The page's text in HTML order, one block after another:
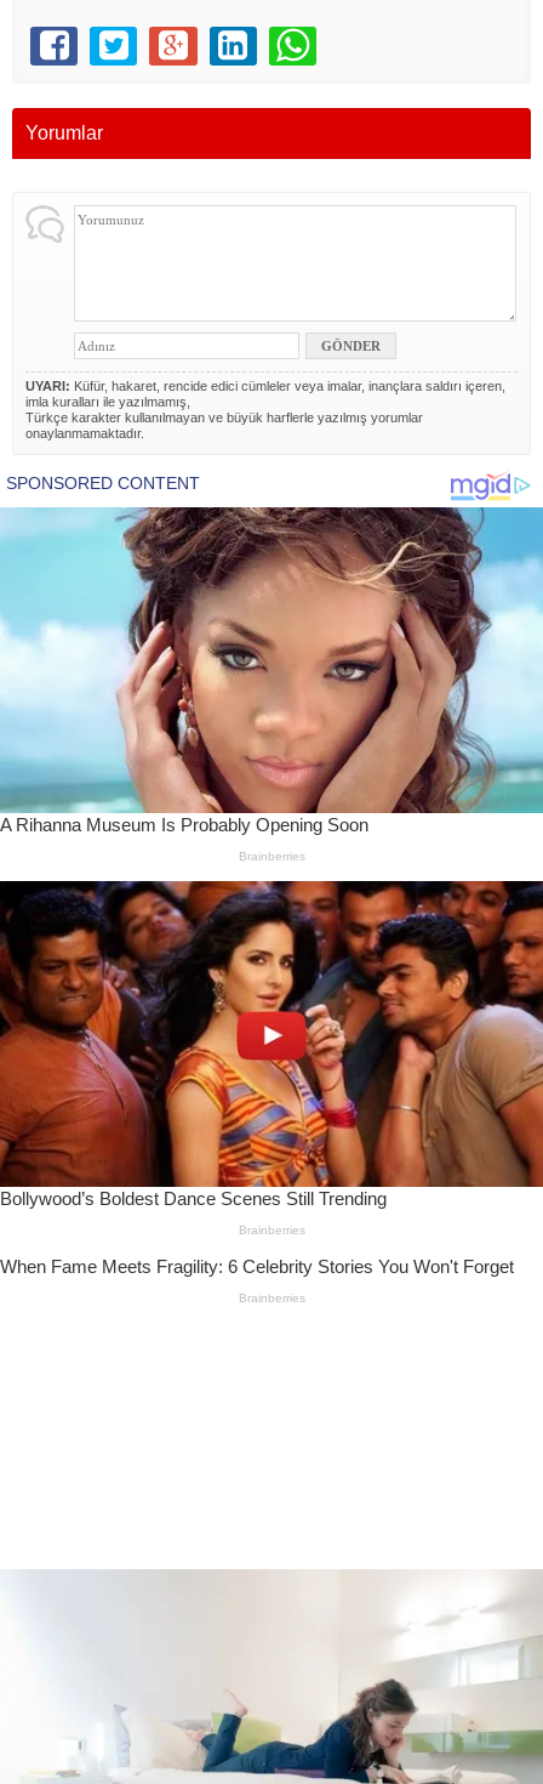
Yorumlar
UYARI: Küfür, hakaret, rencide edici cümleler veya imalar, inançlara saldırı içeren,
imla kuralları ile yazılmamış,
Türkçe karakter kullanılmayan ve büyük harflerle yazılmış yorumlar
onaylanmamaktadır.